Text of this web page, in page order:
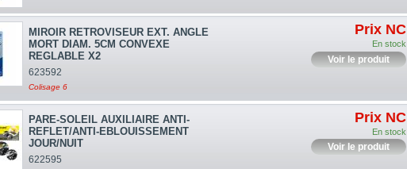
MIROIR RETROVISEUR EXT. ANGLE
MORT DIAM. 5CM CONVEXE
REGLABLE X2
623592
Colisage 6
Prix NC
En stock
Voir le produit
PARE-SOLEIL AUXILIAIRE ANTI-
REFLET/ANTI-EBLOUISSEMENT
JOUR/NUIT
622595
Prix NC
En stock
Voir le produit